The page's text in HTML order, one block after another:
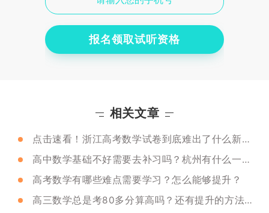
报名领取试听资格
相关文章
点击速看！浙江高考数学试卷到底难出了什么新高度？
高中数学基础不好需要去补习吗？杭州有什么一对一辅导推荐？
高考数学有哪些难点需要学习？怎么能够提升？
高三数学总是考80多分算高吗？还有提升的方法吗？